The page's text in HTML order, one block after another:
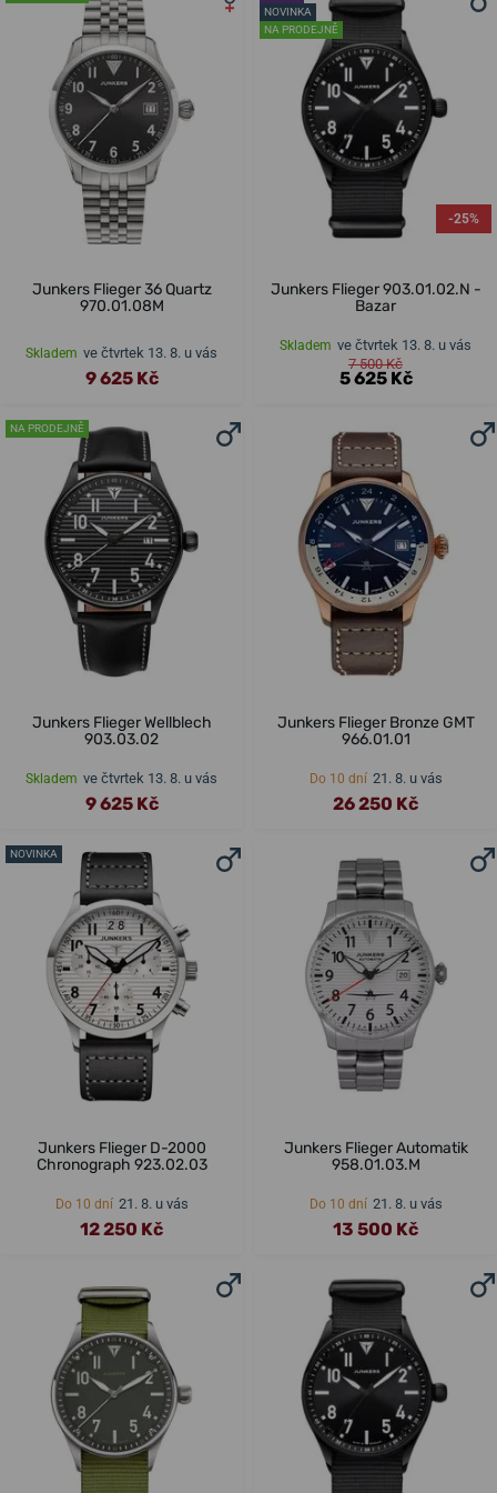
Junkers Flieger 36 Quartz
970.01.08M
Skladem ve čtvrtek 13. 8. u vás
9 625 Kč
NOVINKA
NA PRODEJNĚ
-25%
Junkers Flieger 903.01.02.N -
Bazar
Skladem ve čtvrtek 13. 8. u vás
7 500 Kč
5 625 Kč
NA PRODEJNĚ
Junkers Flieger Wellblech
903.03.02
Skladem ve čtvrtek 13. 8. u vás
9 625 Kč
Junkers Flieger Bronze GMT
966.01.01
Do 10 dní 21. 8. u vás
26 250 Kč
NOVINKA
Junkers Flieger D-2000
Chronograph 923.02.03
Do 10 dní 21. 8. u vás
12 250 Kč
Junkers Flieger Automatik
958.01.03.M
Do 10 dní 21. 8. u vás
13 500 Kč